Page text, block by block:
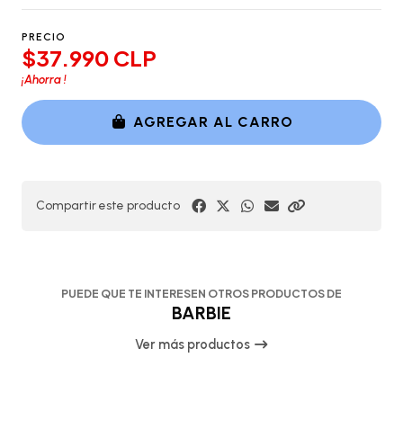
PRECIO
$37.990 CLP
¡Ahorra!
AGREGAR AL CARRO
Compartir este producto
PUEDE QUE TE INTERESEN OTROS PRODUCTOS DE
BARBIE
Ver más productos